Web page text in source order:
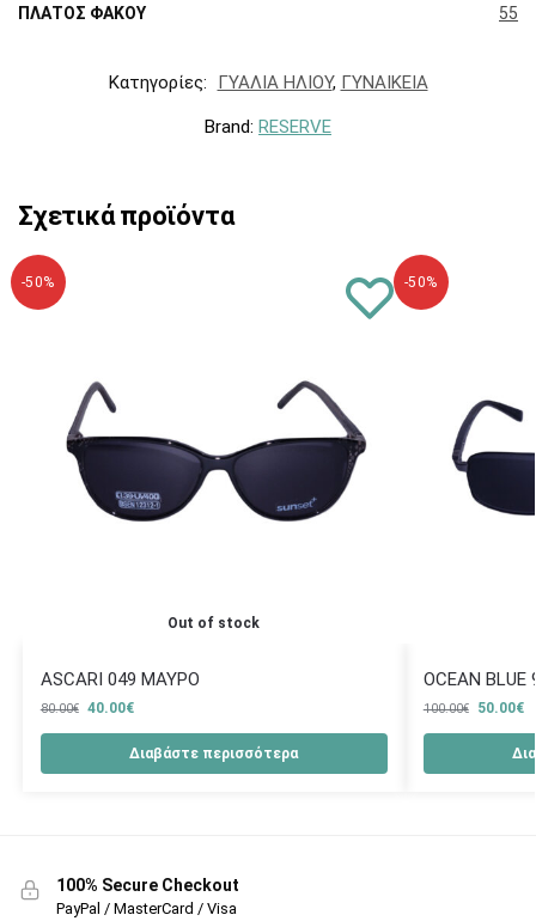
ΠΛΑΤΟΣ ΦΑΚΟΥ 55
Κατηγορίες: ΓΥΑΛΙΑ ΗΛΙΟΥ, ΓΥΝΑΙΚΕΙΑ
Brand: RESERVE
Σχετικά προϊόντα
-50%
Out of stock
ASCARI 049 ΜΑΥΡΟ
80.00€ 40.00€
Διαβάστε περισσότερα
-50%
OCEAN
100.00€ 50.00€
100% Secure Checkout
PayPal / MasterCard / Visa